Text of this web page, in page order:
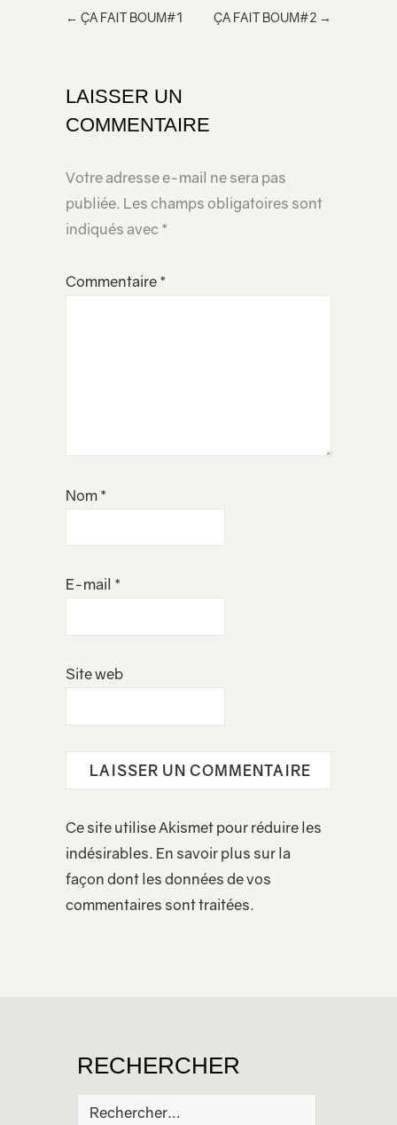
e
← ÇA FAIT BOUM#1 ÇA FAIT BOUM#2 →
LAISSER UN
COMMENTAIRE
Votre adresse e-mail ne sera pas
publiée. Les champs obligatoires sont
indiqués avec *
Commentaire *
Nom *
E-mail *
Site web
Ce site utilise Akismet pour réduire les
indésirables. En savoir plus sur la
façon dont les données de vos
commentaires sont traitées.
RECHERCHER
Rechercher :